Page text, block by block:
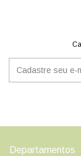
Departamentos